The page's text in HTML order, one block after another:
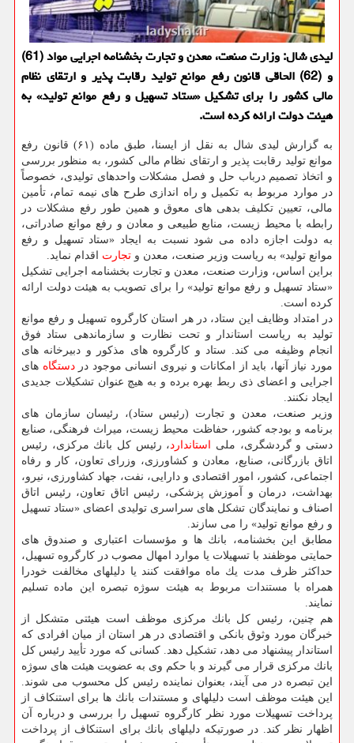
لیدی شال: وزارت صنعت، معدن و تجارت بخشنامه اجرایی مواد (61)
و (62) الحاقی قانون رفع موانع تولید رقابت پذیر و ارتقای نظام
مالی كشور را برای تشكیل «ستاد تسهیل و رفع موانع تولید» به
هیئت دولت ارائه كرده است.
به گزارش لیدی شال به نقل از ایسنا، طبق ماده (۶۱) قانون رفع
موانع تولید رقابت پذیر و ارتقای نظام مالی كشور، به منظور بررسی
و اتخاذ تصمیم درباب حل و فصل مشكلات واحدهای تولیدی، خصوصاً
در موارد مربوط به تكمیل و راه اندازی طرح های نیمه تمام، تأمین
مالی، تعیین تكلیف بدهی های معوق و همین طور رفع مشكلات در
رابطه با محیط زیست، منابع طبیعی و معادن و رفع موانع صادراتی،
به دولت اجازه داده می شود نسبت به ایجاد «ستاد تسهیل و رفع
موانع تولید» به ریاست وزیر صنعت، معدن و تجارت اقدام نماید.
براین اساس، وزارت صنعت، معدن و تجارت بخشنامه اجرایی تشكیل
«ستاد تسهیل و رفع موانع تولید» را برای تصویب به هیئت دولت ارائه
كرده است.
در امتداد وظایف این ستاد، در هر استان كارگروه تسهیل و رفع موانع
تولید به ریاست استاندار و تحت نظارت و سازماندهی ستاد فوق
انجام وظیفه می كند. ستاد و كارگروه های مذكور و دبیرخانه های
مورد نیاز آنها، باید از امكانات و نیروی انسانی موجود دردستگاه های
اجرایی و اعضای ذی ربط بهره برده و به هیچ عنوان تشكیلات جدیدی
ایجاد نكنند.
وزیر صنعت، معدن و تجارت (رئیس ستاد)، رئیسان سازمان های
برنامه و بودجه كشور، حفاظت محیط زیست، میراث فرهنگی، صنایع
دستی و گردشگری، ملی
استاندارد، رئیس كل بانك مركزی، رئیس
اتاق بازرگانی، صنایع، معادن و كشاورزی، وزرای تعاون، كار و رفاه
اجتماعی، كشور، امور اقتصادی و دارایی، نفت، جهاد كشاورزی، نیرو،
بهداشت، درمان و آموزش پزشكی، رئیس اتاق تعاون، رئیس اتاق
اصناف و نمایندگان تشكل های سراسری تولیدی اعضای «ستاد تسهیل
و رفع موانع تولید» را می سازند.
مطابق این بخشنامه، بانك ها و مؤسسات اعتباری و صندوق های
حمایتی موظفند با تسهیلات یا موارد امهال مصوب در كارگروه تسهیل،
حداكثر ظرف مدت یك ماه موافقت كنند یا دلیلهای مخالفت خودرا
همراه با مستندات مربوط به هیئت سوژه تبصره این ماده تسلیم
نمایند.
هم چنین، رئیس كل بانك مركزی موظف است هیئتی متشكل از
خبرگان مورد وثوق بانكی و اقتصادی در هر استان از میان افرادی كه
استاندار پیشنهاد می دهد، تشكیل دهد. كسانی كه مورد تأیید رئیس كل
بانك مركزی قرار می گیرند و با حكم وی به عضویت هیئت های سوژه
این تبصره در می آیند، بعنوان نماینده رئیس كل محسوب می شوند.
این هیئت موظف است دلیلهای و مستندات بانك ها برای استنكاف از
پرداخت تسهیلات مورد نظر كارگروه تسهیل را بررسی و درباره آن
اظهار نظر كند. در صورتیكه دلیلهای بانك برای استنكاف از پرداخت